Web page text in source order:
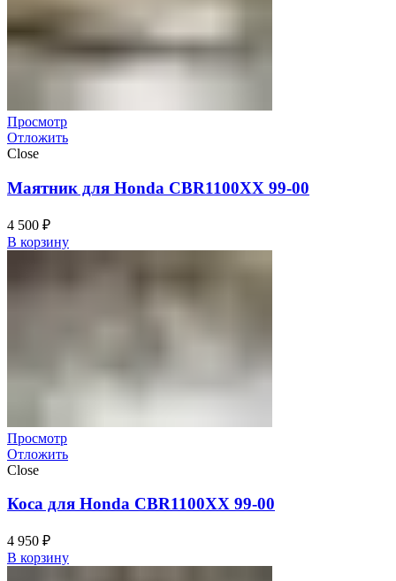
Просмотр
Отложить
Close
Маятник для Honda CBR1100XX 99-00
4 500 ₽
В корзину
Просмотр
Отложить
Close
Коса для Honda CBR1100XX 99-00
4 950 ₽
В корзину